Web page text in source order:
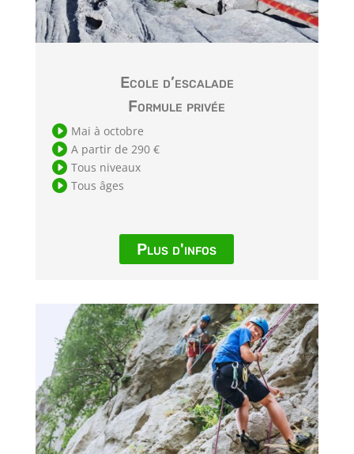
Ecole d’escalade
Formule privée
 Mai à octobre
 A partir de 290 €
 Tous niveaux
 Tous âges
Plus d'infos